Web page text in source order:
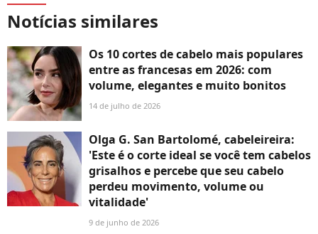
Notícias similares
Os 10 cortes de cabelo mais populares
entre as francesas em 2026: com
volume, elegantes e muito bonitos
14 de julho de 2026
Olga G. San Bartolomé, cabeleireira:
'Este é o corte ideal se você tem cabelos
grisalhos e percebe que seu cabelo
perdeu movimento, volume ou
vitalidade'
9 de junho de 2026